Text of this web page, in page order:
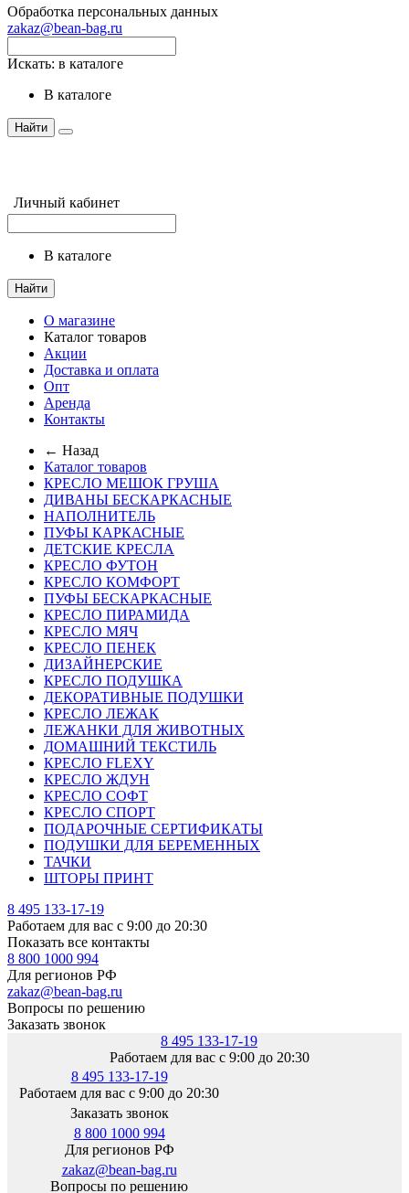
Обработка персональных данных
zakaz@bean-bag.ru
Искать: в каталоге
в каталоге
Найти
Личный кабинет
в каталоге
Найти
О магазине
Каталог товаров
Акции
Доставка и оплата
Опт
Аренда
Контакты
← Назад
Каталог товаров
КРЕСЛО МЕШОК ГРУША
ДИВАНЫ БЕСКАРКАСНЫЕ
НАПОЛНИТЕЛЬ
ПУФЫ КАРКАСНЫЕ
ДЕТСКИЕ КРЕСЛА
КРЕСЛО ФУТОН
КРЕСЛО КОМФОРТ
ПУФЫ БЕСКАРКАСНЫЕ
КРЕСЛО ПИРАМИДА
КРЕСЛО МЯЧ
КРЕСЛО ПЕНЕК
ДИЗАЙНЕРСКИЕ
КРЕСЛО ПОДУШКА
ДЕКОРАТИВНЫЕ ПОДУШКИ
КРЕСЛО ЛЕЖАК
ЛЕЖАНКИ ДЛЯ ЖИВОТНЫХ
ДОМАШНИЙ ТЕКСТИЛЬ
КРЕСЛО FLEXY
КРЕСЛО ЖДУН
КРЕСЛО СОФТ
КРЕСЛО СПОРТ
ПОДАРОЧНЫЕ СЕРТИФИКАТЫ
ПОДУШКИ ДЛЯ БЕРЕМЕННЫХ
ТАЧКИ
ШТОРЫ ПРИНТ
8 495 133-17-19
Работаем для вас с 9:00 до 20:30
Показать все контакты
8 800 1000 994
Для регионов РФ
zakaz@bean-bag.ru
Вопросы по решению
Заказать звонок
8 495 133-17-19
Работаем для вас с 9:00 до 20:30
8 495 133-17-19
Работаем для вас с 9:00 до 20:30
Заказать звонок
8 800 1000 994
Для регионов РФ
zakaz@bean-bag.ru
Вопросы по решению